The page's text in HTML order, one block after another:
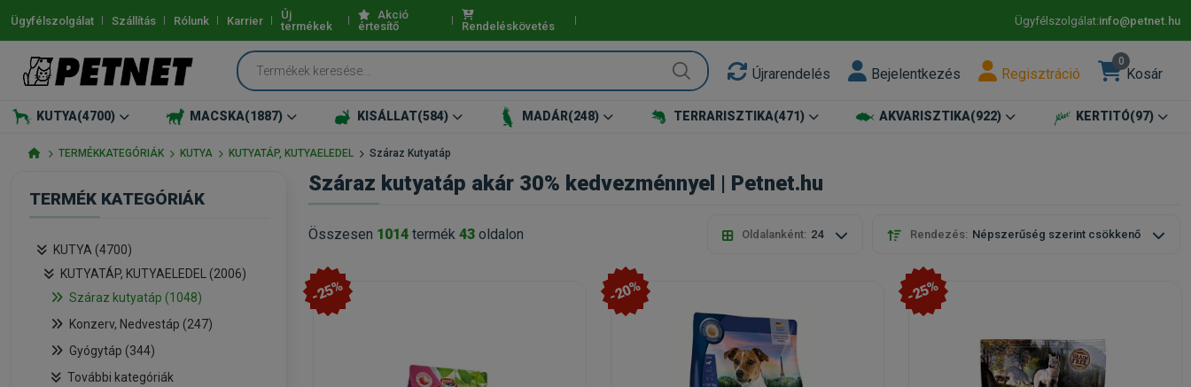
Ügyfélszolgálat Szállítás Rólunk Karrier
Új
termékek
Akció
értesítő
Rendeléskövetés Ügyfélszolgálat:info@petnet.hu
Újrarendelés Bejelentkezés Regisztráció
0
Kosár
KUTYA(4700) MACSKA(1887) KISÁLLAT(584) MADÁR(248) TERRARISZTIKA(471) AKVARISZTIKA(922) KERTITÓ(97)
TERMÉKKATEGÓRIÁK KUTYA KUTYATÁP, KUTYAELEDEL Száraz Kutyatáp
Száraz kutyatáp akár 30% kedvezménnyel | Petnet.hu
Összesen 1014 termék 43 oldalon Oldalanként: 24 Rendezés: Népszerűség szerint csökkenő
-25% -20% -25%
TERMÉK KATEGÓRIÁK
KUTYA (4700)
KUTYATÁP, KUTYAELEDEL (2006)
Száraz kutyatáp (1048)
Konzerv, Nedvestáp (247)
Gyógytáp (344)
További kategóriák